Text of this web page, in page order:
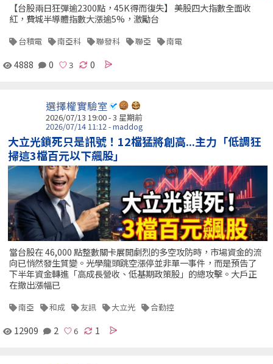
【台股兩日狂彈逾2300點，45K得而復失】 美股四大指數全面收
紅，費城半導體指數大漲逾5%，激勵台
台積電 南亞科 聯發科 聯亞 南電
4888 0 0
選擇權實驗室
2026/07/13 19:00 - 3 星期前
2026/07/14 11:12 - maddog
大立光鎖死只是訊號！12檔猛將創高...主力「低調狂
掃這3檔百元以下飆股」
當台股在 46,000 點整數關卡展開劇烈的多空攻防時，市場資金的流
向已悄然發生質變。光學龍頭跳空漲停並非單一事件，而是預告了
下半年資金轉進「高成長營收、低基期政策股」的總攻擊。大戶正
在撤出漲幅已
南亞 和成 友訊 大立光 合勤控
12909 2 1